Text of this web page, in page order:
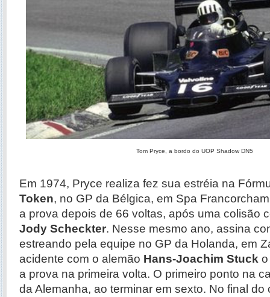
Tom Pryce, a bordo do UOP Shadow DN5
Em 1974, Pryce realiza fez sua estréia na
Token, no GP da Bélgica, em Spa
a prova depois de 66 voltas, após uma colisão
Jody Scheckter. Nesse mesmo ano, assina
estreando pela equipe no GP da Holanda, em
acidente com o alemão Hans-Joachim Stuck
a prova na primeira volta. O primeiro ponto na
da Alemanha, ao terminar em sexto. No final do